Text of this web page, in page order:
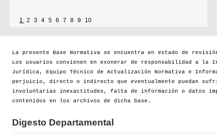
Se establece que estarán exonerados del pago de tasas y sellados los
Por...
[+]
1 2 3 4 5 6 7 8 9 10
La presente Base Normativa se encuentra en estado de
Los usuarios convienen en exonerar de responsabilidad a la
Jurídica, Equipo Técnico de Actualización Normativa e
perjuicio, directo o indirecto que eventualmente puedan
involuntarias inexactitudes, falta de información o datos
contenidos en los archivos de dicha base.
Digesto Departamental